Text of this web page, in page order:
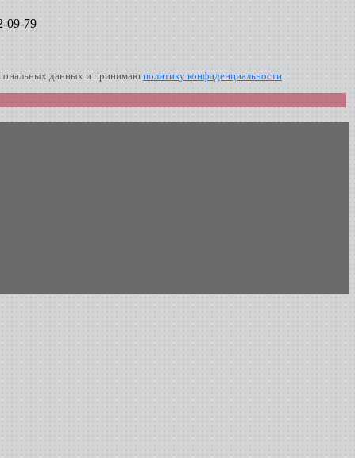
09-79
данных и принимаю политику конфиденциальности